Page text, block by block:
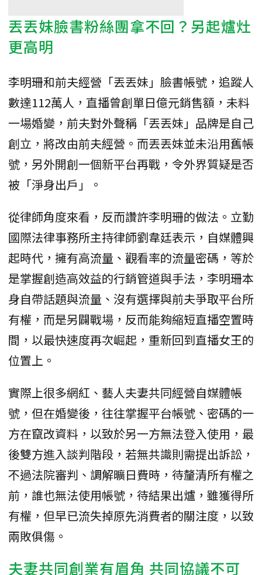
丟丟妹臉書粉絲團拿不回？另起爐灶
更高明
李明珊和前夫經營「丟丟妹」臉書帳號，追蹤人
數達112萬人，直播曾創單日億元銷售額，未料
一場婚變，前夫對外聲稱「丟丟妹」品牌是自己
創立，將改由前夫經營。而丟丟妹並未沿用舊帳
號，另外開創一個新平台再戰，令外界質疑是否
被「淨身出戶」。
從律師角度來看，反而讚許李明珊的做法。立勤
國際法律事務所主持律師劉韋廷表示，自媒體興
起時代，擁有高流量、觀看率的流量密碼，等於
是掌握創造高效益的行銷管道與手法，李明珊本
身自帶話題與流量、沒有選擇與前夫爭取平台所
有權，而是另闢戰場，反而能夠縮短直播空置時
間，以最快速度再次崛起，重新回到直播女王的
位置上。
實際上很多網紅、藝人夫妻共同經營自媒體帳
號，但在婚變後，往往掌握平台帳號、密碼的一
方在竄改資料，以致於另一方無法登入使用，最
後雙方進入談判階段，若無共識則需提出訴訟，
不過法院審判、調解曠日費時，待釐清所有權之
前，誰也無法使用帳號，待結果出爐，雖獲得所
有權，但早已流失掉原先消費者的關注度，以致
兩敗俱傷。
夫妻共同創業有眉角 共同協議不可